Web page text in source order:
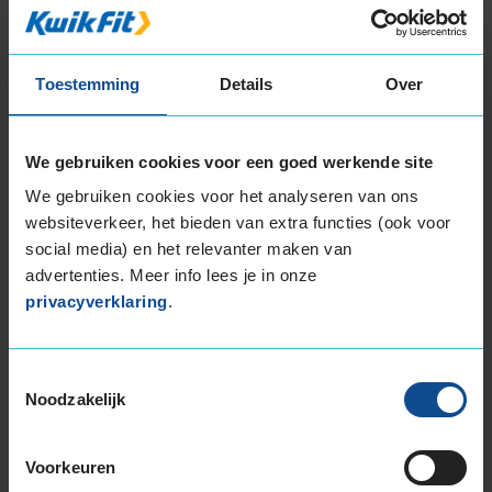
Toestemming Details Over
We gebruiken cookies voor een goed werkende site
We gebruiken cookies voor het analyseren van ons
websiteverkeer, het bieden van extra functies (ook voor
social media) en het relevanter maken van
advertenties. Meer info lees je in onze
privacyverklaring.
Noodzakelijk
Voorkeuren
Continental
225/70R15 112 R
B B
ABC
brandstofefficiëntie-label B, wat overeen komt
met een zeer goede brandstofefficiëntie.